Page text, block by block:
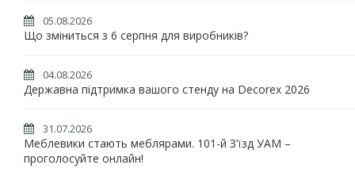
05.08.2026
Що зміниться з 6 серпня для виробників?
04.08.2026
Державна підтримка вашого стенду на Decorex 2026
31.07.2026
Меблевики стають меблярами. 101-й З'їзд УАМ –
проголосуйте онлайн!